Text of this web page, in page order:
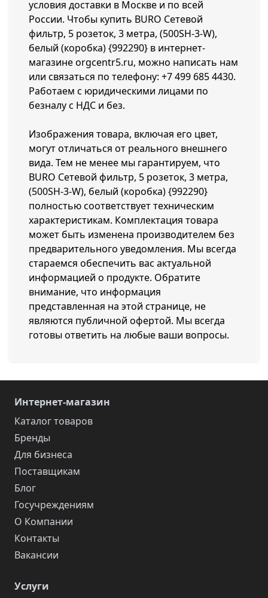
условия доставки в Москве и по всей
России. Чтобы купить BURO Сетевой
фильтр, 5 розеток, 3 метра, (500SH-3-W),
белый (коробка) {992290} в интернет-
магазине orgcentr5.ru, можно написать нам
или связаться по телефону: +7 499 685 4430.
Работаем с юридическими лицами по
безналу с НДС и без.
Изображения товара, включая его цвет,
могут отличаться от реального внешнего
вида. Тем не менее мы гарантируем, что
BURO Сетевой фильтр, 5 розеток, 3 метра,
(500SH-3-W), белый (коробка) {992290}
полностью соответствует техническим
характеристикам. Комплектация товара
может быть изменена производителем без
предварительного уведомления. Мы всегда
стараемся обеспечить вас актуальной
информацией о продукте. Обратите
внимание, что информация
представленная на этой странице, не
являются публичной офертой. Мы всегда
готовы ответить на любые ваши вопросы.
Интернет-магазин
Каталог товаров
Бренды
Для бизнеса
Поставщикам
Блог
Госучреждениям
О Компании
Контакты
Вакансии
Услуги